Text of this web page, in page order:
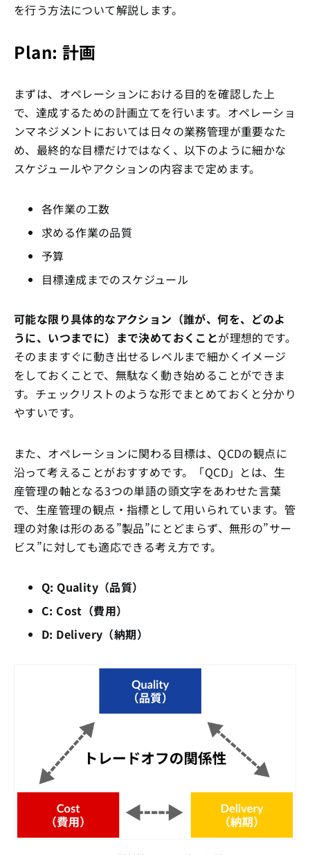
を行う方法について解説します。
Plan: 計画
まずは、オペレーションにおける目的を確認した上
で、達成するための計画立てを行います。オペレーショ
ンマネジメントにおいては日々の業務管理が重要なた
め、最終的な目標だけではなく、以下のように細かな
スケジュールやアクションの内容まで定めます。
各作業の工数
求める作業の品質
予算
目標達成までのスケジュール
可能な限り具体的なアクション（誰が、何を、どのよ
うに、いつまでに）まで決めておくことが理想的です。
そのまますぐに動き出せるレベルまで細かくイメージ
をしておくことで、無駄なく動き始めることができま
す。チェックリストのような形でまとめておくと分かり
やすいです。
また、オペレーションに関わる目標は、QCDの観点に
沿って考えることがおすすめです。「QCD」とは、生
産管理の軸となる3つの単語の頭文字をあわせた言葉
で、生産管理の観点・指標として用いられています。管
理の対象は形のある”製品”にとどまらず、無形の”サー
ビス”に対しても適応できる考え方です。
Q: Quality（品質）
C: Cost（費用）
D: Delivery（納期）